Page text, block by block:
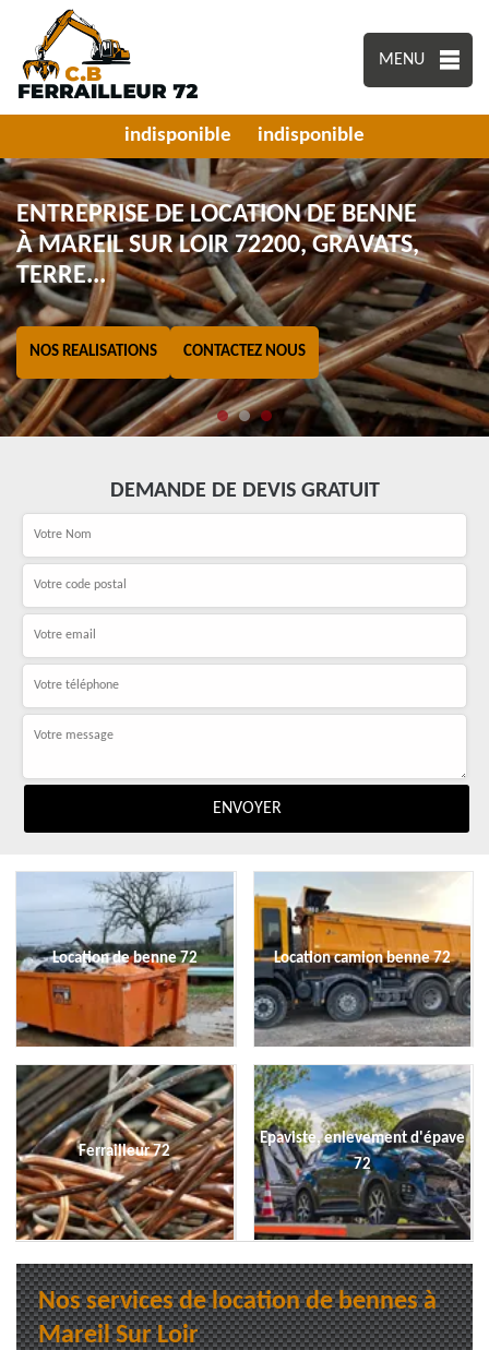
MENU
indisponible indisponible
ENTREPRISE DE LOCATION DE BENNE
À MAREIL SUR LOIR 72200, GRAVATS,
TERRE...
NOS REALISATIONS CONTACTEZ NOUS
DEMANDE DE DEVIS GRATUIT
Location de benne 72 Location camion benne 72
Ferrailleur 72
Epaviste, enlevement d'épave
72
Nos services de location de bennes à
Mareil Sur Loir